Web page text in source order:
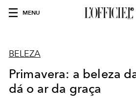
MENU
BELEZA
Primavera: a beleza
dá o ar da graça